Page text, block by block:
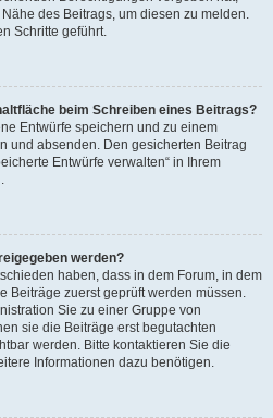
des Beitrags, um diesen zu melden.
Schritte geführt.
beim Schreiben eines Beitrags?
Entwürfe speichern und zu einem
und absenden. Den gesicherten Beitrag
Entwürfe verwalten“ in Ihrem
werden?
haben, dass in dem Forum, in dem
Beiträge zuerst geprüft werden müssen.
Sie zu einer Gruppe von
sie die Beiträge erst begutachten
werden. Bitte kontaktieren Sie die
Informationen dazu benötigen.